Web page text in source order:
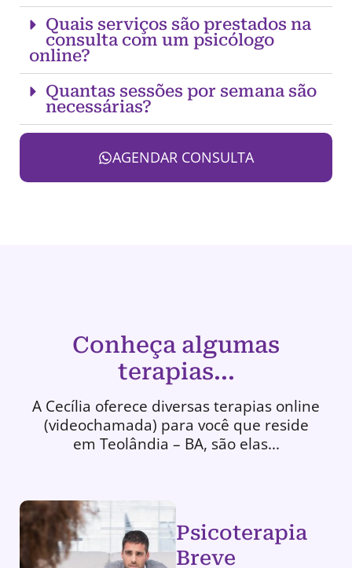
Quais serviços são prestados na
consulta com um psicólogo
online?
Quantas sessões por semana são
necessárias?
AGENDAR CONSULTA
Conheça algumas
terapias...
A Cecília oferece diversas terapias online
(videochamada) para você que reside
em Teolândia – BA, são elas...
Psicoterapia
Breve